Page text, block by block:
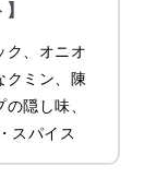
ク、オニオ
クミン、陳
隠し味、
スパイス